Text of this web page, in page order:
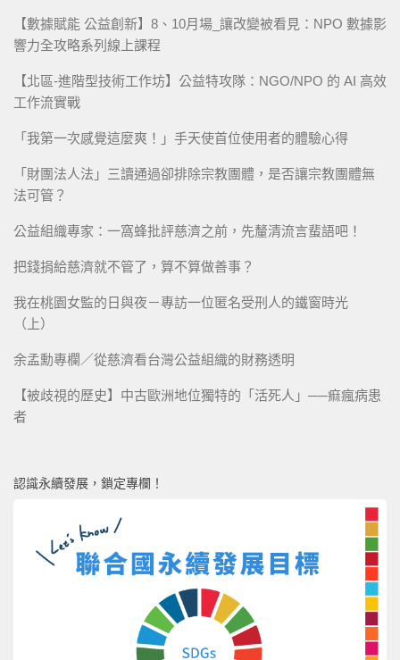
【數據賦能 公益創新】8、10月場_讓改變被看見：NPO 數據影
響力全攻略系列線上課程
【北區-進階型技術工作坊】公益特攻隊：NGO/NPO 的 AI 高效
工作流實戰
「我第一次感覺這麼爽！」手天使首位使用者的體驗心得
「財團法人法」三讀通過卻排除宗教團體，是否讓宗教團體無
法可管？
公益組織專家：一窩蜂批評慈濟之前，先釐清流言蜚語吧！
把錢捐給慈濟就不管了，算不算做善事？
我在桃園女監的日與夜－專訪一位匿名受刑人的鐵窗時光
（上）
余孟勳專欄／從慈濟看台灣公益組織的財務透明
【被歧視的歷史】中古歐洲地位獨特的「活死人」──痲瘋病患
者
認識永續發展，鎖定專欄！